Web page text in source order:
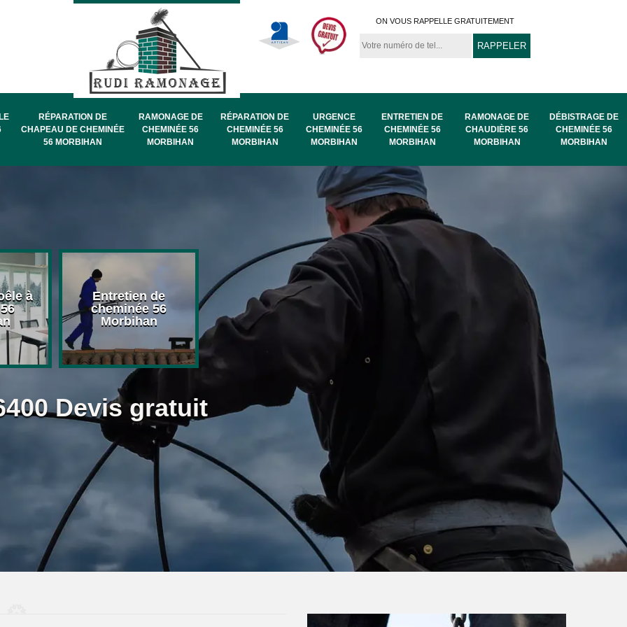
ON VOUS RAPPELLE GRATUITEMENT
RÉPARATION DE
CHAPEAU DE CHEMINÉE
56 MORBIHAN
RAMONAGE DE
CHEMINÉE 56
MORBIHAN
RÉPARATION DE
CHEMINÉE 56
MORBIHAN
URGENCE
CHEMINÉE 56
MORBIHAN
ENTRETIEN DE
CHEMINÉE 56
MORBIHAN
RAMONAGE DE
CHAUDIÈRE 56
MORBIHAN
DÉBISTRAGE DE
CHEMINÉE 56
MORBIHAN
à
Entretien de
cheminée 56
Morbihan
Pose de chapeau
de cheminée 56
Morbihan
Ramonage de
chaudière 56
Devis gratuit